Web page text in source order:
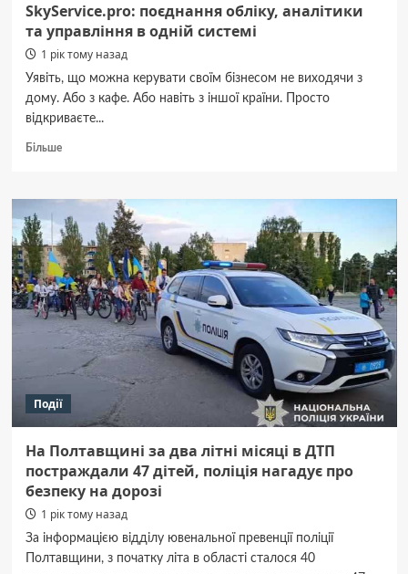
SkyService.pro: поєднання обліку, аналітики
та управління в одній системі
1 рік тому назад
Уявіть, що можна керувати своїм бізнесом не виходячи з
дому. Або з кафе. Або навіть з іншої країни. Просто
відкриваєте...
БільшеДокладніше
поєднання
обліку,
аналітики
та
управління
в
одній
системі
Події
На Полтавщині за два літні місяці в ДТП
постраждали 47 дітей, поліція нагадує про
безпеку на дорозі
1 рік тому назад
За інформацією відділу ювенальної превенції поліції
Полтавщини, з початку літа в області сталося 40